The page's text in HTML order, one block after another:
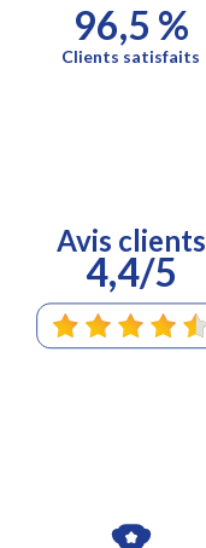
96,5 %
Clients satisfaits
Avis clients
4,4/5